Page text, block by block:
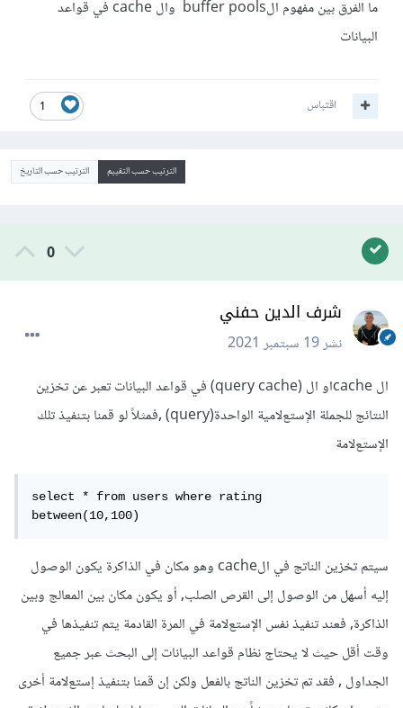
ما الفرق بين مفهوم الbuffer pools وال cache في قواعد
البيانات
1 اقتباس
الترتيب حسب التقييم الترتيب حسب التاريخ
0
شرف الدين حفني
نشر19 سبتمبر 2021
ال cacheاو ال (query cache) في قواعد البيانات تعبر عن تخزين
النتائج للجملة الإستعﻻمية الواحدة(query) ,فمثلاً لو قمنا بتنفيذ تلك
الإستعﻻمة
select * from users where rating
between(10,100)
سيتم تخزين الناتج في الcache وهو مكان في الذاكرة يكون الوصول
إليه أسهل من الوصول إلى القرص الصلب, أو يكون مكان بين المعالج وبين
الذاكرة, فعند تنفيذ نفس الإستعﻻمة في المرة القادمة يتم تنفيذها في
وقت أقل حيث لا يحتاج نظام قواعد البيانات إلى البحث عبر جميع
الجداول , فقد تم تخزين الناتج بالفعل ولكن إن قمنا بتنفيذ إستعﻻمة أخرى